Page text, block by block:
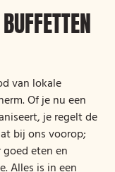
van lokale
Of je nu een
je regelt de
bij ons voorop;
eten en